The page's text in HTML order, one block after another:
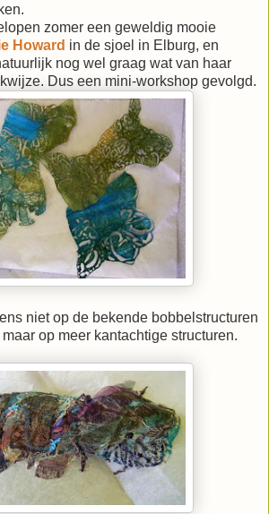
zomer een geweldig mooie
Howard in de sjoel in Elburg, en
nog wel graag wat van haar
Dus een mini-workshop gevolgd.
niet op de bekende bobbelstructuren
op meer kantachtige structuren.